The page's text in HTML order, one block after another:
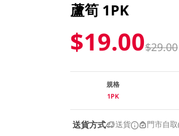
蘆筍 1PK
$19.00$29.00
規格
1PK
送貨方式 送貨 門市自取